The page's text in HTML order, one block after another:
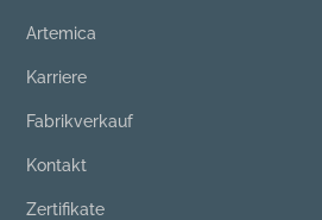
Artemica
Karriere
Fabrikverkauf
Kontakt
Zertifikate